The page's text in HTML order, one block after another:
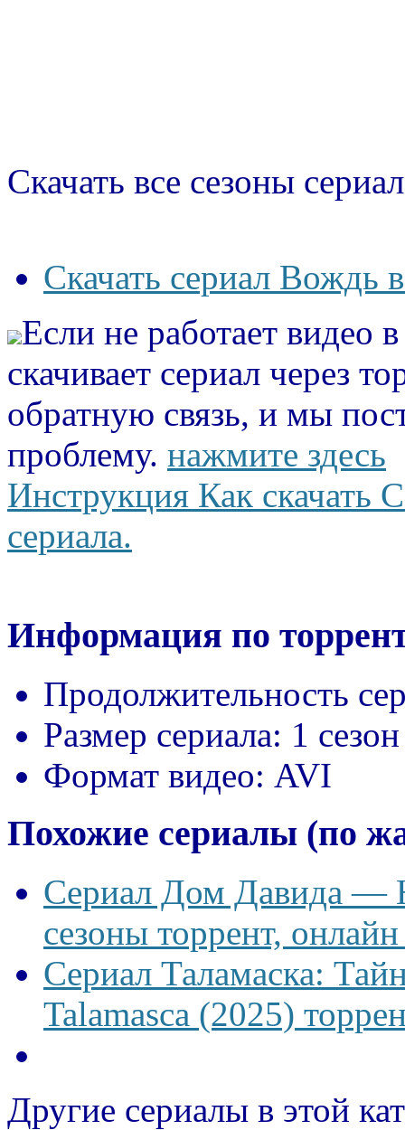
Скачать все сезоны
Скачать сериал Вождь
Если не работает видео
скачивает сериал через
обратную связь, и мы
проблему. нажмите здесь
Инструкция Как скачать
сериала.
Информация по
Продолжительность
Размер сериала: 1
Формат видео: AVI
Похожие сериалы (по
Сериал Дом Давида —
сезоны торрент,
Сериал Таламаска:
Talamasca (2025)
Другие сериалы в этой